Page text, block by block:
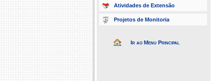
Atividades de Extensão
Projetos de Monitoria
Ir ao Menu Principal